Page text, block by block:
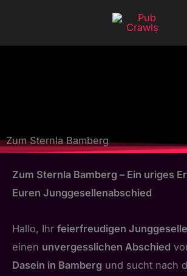
springen
Zum Sternla Bamberg
Zum Sternla Bamberg – Ein uriges
Euren Junggesellenabschied
Hallo, Ihr feierfreudigen
einen unvergesslichen Abschied
Dasein in Bamberg und sucht nach